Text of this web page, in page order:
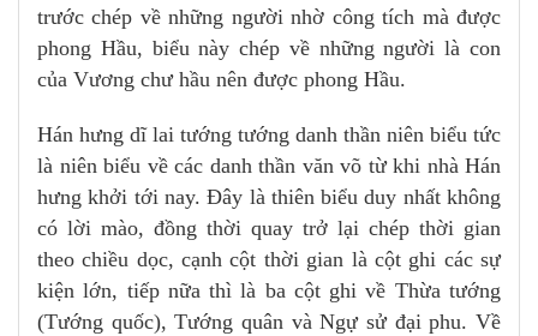
trước chép về những người nhờ công tích mà được
phong Hầu, biểu này chép về những người là con
của Vương chư hầu nên được phong Hầu.
Hán hưng dĩ lai tướng tướng danh thần niên biểu tức
là niên biểu về các danh thần văn võ từ khi nhà Hán
hưng khởi tới nay. Đây là thiên biểu duy nhất không
có lời mào, đồng thời quay trở lại chép thời gian
theo chiều dọc, cạnh cột thời gian là cột ghi các sự
kiện lớn, tiếp nữa thì là ba cột ghi về Thừa tướng
(Tướng quốc), Tướng quân và Ngự sử đại phu. Về